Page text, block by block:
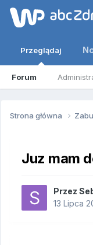
Przeglądaj
Forum
Strona główna
Juz mam
Przez
13 Lipca